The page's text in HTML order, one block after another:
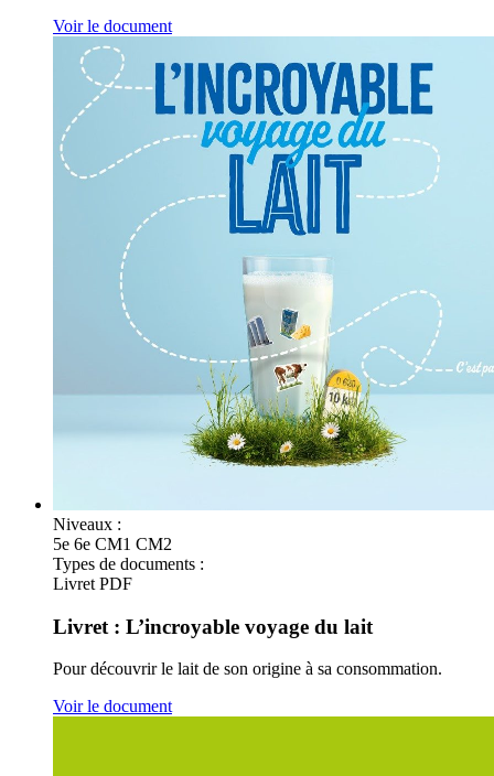
Voir le document
Niveaux :
5e 6e CM1 CM2
Types de documents :
Livret PDF
Livret : L’incroyable voyage du lait
Pour découvrir le lait de son origine à sa consommation.
Voir le document